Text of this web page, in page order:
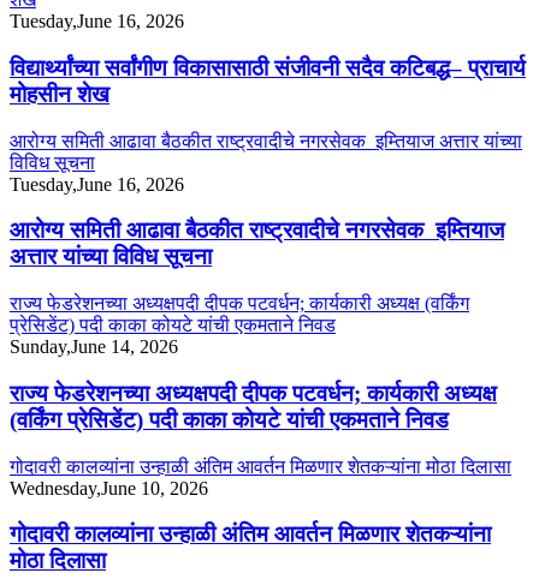
Tuesday,June 16, 2026
विद्यार्थ्यांच्या सर्वांगीण विकासासाठी संजीवनी सदैव कटिबद्ध– प्राचार्य
मोहसीन शेख
आरोग्य समिती आढावा बैठकीत राष्ट्रवादीचे नगरसेवक इम्तियाज अत्तार यांच्या
विविध सूचना
Tuesday,June 16, 2026
आरोग्य समिती आढावा बैठकीत राष्ट्रवादीचे नगरसेवक इम्तियाज
अत्तार यांच्या विविध सूचना
राज्य फेडरेशनच्या अध्यक्षपदी दीपक पटवर्धन; कार्यकारी अध्यक्ष (वर्किंग
प्रेसिडेंट) पदी काका कोयटे यांची एकमताने निवड
Sunday,June 14, 2026
राज्य फेडरेशनच्या अध्यक्षपदी दीपक पटवर्धन; कार्यकारी अध्यक्ष
(वर्किंग प्रेसिडेंट) पदी काका कोयटे यांची एकमताने निवड
गोदावरी कालव्यांना उन्हाळी अंतिम आवर्तन मिळणार शेतकऱ्यांना मोठा दिलासा
Wednesday,June 10, 2026
गोदावरी कालव्यांना उन्हाळी अंतिम आवर्तन मिळणार शेतकऱ्यांना
मोठा दिलासा